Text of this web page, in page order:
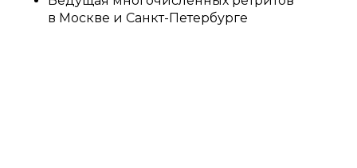
в Москве и Санкт-Петербурге